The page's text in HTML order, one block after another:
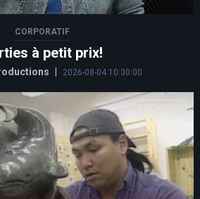
CORPORATIF
à petit prix!
2026-08-04 10:30:00